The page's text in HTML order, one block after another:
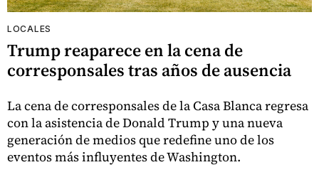
LOCALES
Trump reaparece en la cena de
corresponsales tras años de ausencia
La cena de corresponsales de la Casa Blanca regresa
con la asistencia de Donald Trump y una nueva
generación de medios que redefine uno de los
eventos más influyentes de Washington.